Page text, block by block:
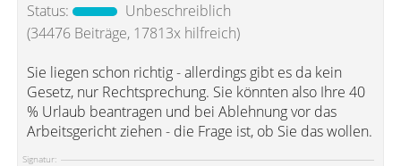
Status:
Unbeschreiblich
(34476 Beiträge, 17813x hilfreich)
Sie liegen schon richtig - allerdings gibt es da kein
Gesetz, nur Rechtsprechung. Sie könnten also Ihre 40
% Urlaub beantragen und bei Ablehnung vor das
Arbeitsgericht ziehen - die Frage ist, ob Sie das wollen.
Signatur: